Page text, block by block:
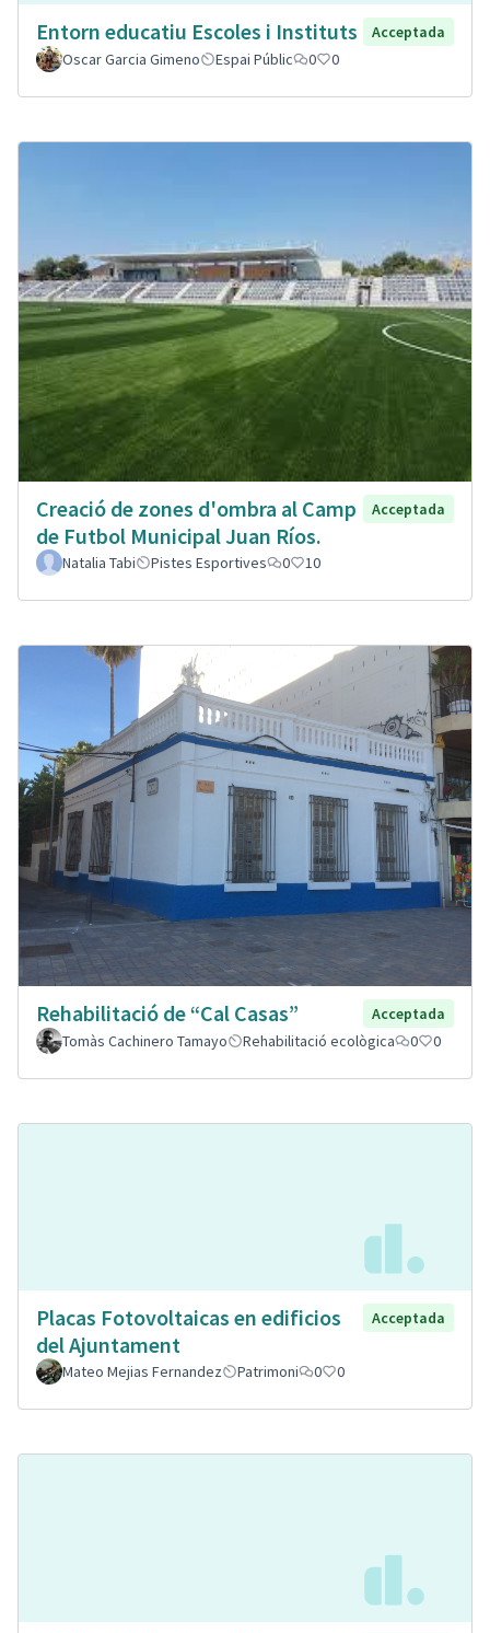
Entorn educatiu Escoles i Instituts
Acceptada
Oscar Garcia Gimeno
Espai Públic 0 0
Creació de zones d'ombra al Camp
de Futbol Municipal Juan Ríos.
Acceptada
Natalia Tabi Pistes Esportives 0 10
Rehabilitació de “Cal Casas”
Acceptada
Tomàs Cachinero Tamayo
Rehabilitació ecològica 0 0
Placas Fotovoltaicas en edificios
del Ajuntament
Acceptada
Mateo Mejias Fernandez Patrimoni 0 0